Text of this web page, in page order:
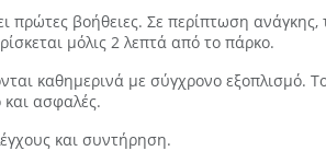
βοήθειες. Σε περίπτωση ανάγκης,
μόλις 2 λεπτά από το πάρκο.
καθημερινά με σύγχρονο
και ασφαλές.
και συντήρηση.